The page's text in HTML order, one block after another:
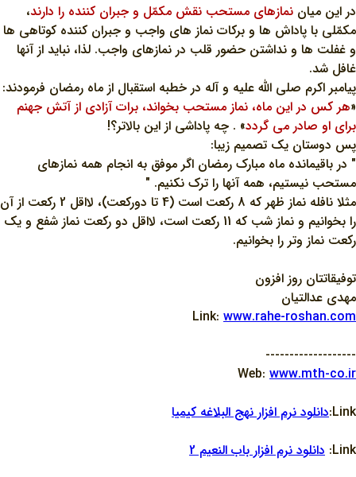
در اين ميان نمازهاي مستحب نقش مکمّل و جبران کننده را دارند،
مکمّلي با پاداش ها و برکات نماز هاي واجب و جبران کننده کوتاهي ها
و غفلت ها و نداشتن حضور قلب در نمازهاي واجب. لذا، نبايد از آنها
غافل شد.
پيامبر اکرم صلي الله عليه و آله در خطبه استقبال از ماه رمضان فرمودند:
«هر کس در اين ماه، نماز مستحب بخواند، برات آزادي از آتش جهنم
براي او صادر مي گردد» . چه پاداشي از اين بالاتر؟!
پس دوستان يک تصميم زيبا:
" در باقيمانده ماه مبارک رمضان اگر موفق به انجام همه نمازهاي
مستحب نيستيم، همه آنها را ترک نکنيم. "
مثلا نافله نماز ظهر که 8 رکعت است (4 تا دورکعت)، لااقل 2 رکعت از آن
را بخوانيم و نماز شب که 11 رکعت است، لااقل دو رکعت نماز شفع و يک
رکعت نماز وتر را بخوانيم.
توفيقاتتان روز افزون
مهدي عدالتيان
Link: www.rahe-roshan.com
-------------------
Web: www.mth-co.ir
Link: دانلود نرم افزار نهج البلاغه کيميا
Link: دانلود نرم افزار باب النعيم 2